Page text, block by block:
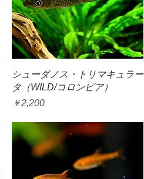
クイックビュー
シューダノス・トリマキュラー
タ（WILD/コロンビア）
価格
￥2,200